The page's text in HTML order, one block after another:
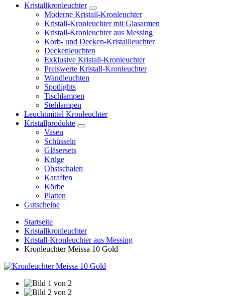
Kristallkronleuchter
Moderne Kristall-Kronleuchter
Kristall-Kronleuchter mit Glasarmen
Kristall-Kronleuchter aus Messing
Korb- und Decken-Kristallleuchter
Deckenleuchten
Exklusive Kristall-Kronleuchter
Preiswerte Kristall-Kronleuchter
Wandleuchten
Spotlights
Tischlampen
Stehlampen
Leuchtmittel Kronleuchter
Kristallprodukte
Vasen
Schüsseln
Gläsersets
Krüge
Obstschalen
Karaffen
Körbe
Platten
Gutscheine
Startseite
Kristallkronleuchter
Kristall-Kronleuchter aus Messing
Kronleuchter Meissa 10 Gold